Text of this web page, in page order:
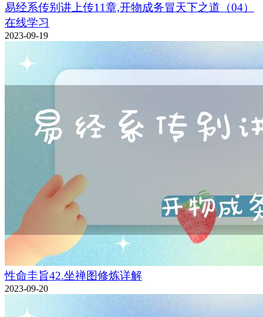
易经系传别讲上传11章,开物成务冒天下之道（04）
在线学习
2023-09-19
性命圭旨42.坐禅图修炼详解
2023-09-20